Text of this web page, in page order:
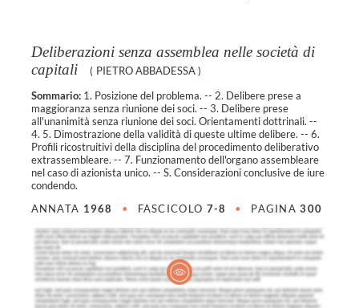
Deliberazioni senza assemblea nelle società di
capitali
( PIETRO ABBADESSA )
Sommario:1. Posizione del problema. -- 2. Delibere prese a
maggioranza senza riunione dei soci. -- 3. Delibere prese
all'unanimità senza riunione dei soci. Orientamenti dottrinali. --
4. 5. Dimostrazione della validità di queste ultime delibere. -- 6.
Profili ricostruitivi della disciplina del procedimento deliberativo
extrassembleare. -- 7. Funzionamento dell'organo assembleare
nel caso di azionista unico. -- S. Considerazioni conclusive de iure
condendo.
ANNATA 1968 • FASCICOLO 7-8 • PAGINA300